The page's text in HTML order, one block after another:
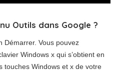
Outils dans Google ?
Démarrer. Vous pouvez
Windows x qui s’obtient en
touches Windows et x de votre